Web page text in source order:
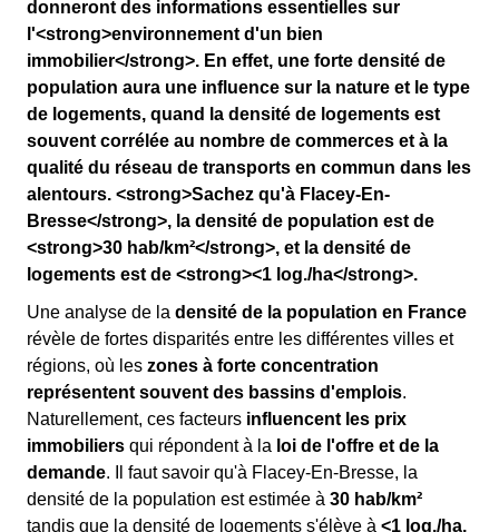
donneront des informations essentielles sur
l'<strong>environnement d'un bien
immobilier</strong>. En effet, une forte densité de
population aura une influence sur la nature et le type
de logements, quand la densité de logements est
souvent corrélée au nombre de commerces et à la
qualité du réseau de transports en commun dans les
alentours. <strong>Sachez qu'à Flacey-En-
Bresse</strong>, la densité de population est de
<strong>30 hab/km²</strong>, et la densité de
logements est de <strong><1 log./ha</strong>.
Une analyse de la densité de la population en France
révèle de fortes disparités entre les différentes villes et
régions, où les zones à forte concentration
représentent souvent des bassins d'emplois.
Naturellement, ces facteurs influencent les prix
immobiliers qui répondent à la loi de l'offre et de la
demande. Il faut savoir qu'à Flacey-En-Bresse, la
densité de la population est estimée à 30 hab/km²
tandis que la densité de logements s'élève à <1 log./ha.